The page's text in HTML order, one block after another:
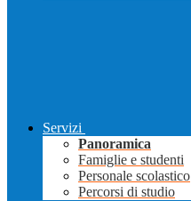
Servizi
Panoramica
Famiglie e studenti
Personale scolastico
Percorsi di studio